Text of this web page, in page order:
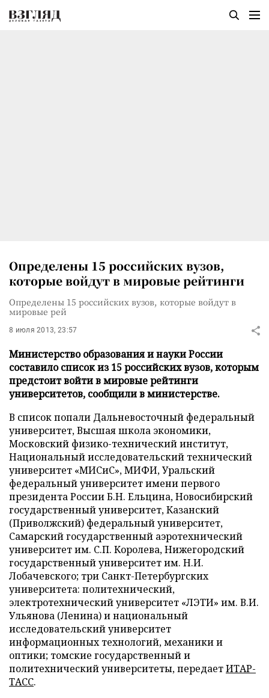
Определены 15 российских вузов,
которые войдут в мировые рейтинги
Определены 15 российских вузов, которые войдут в
мировые рей
8 июля 2013, 23:57
Министерство образования и науки России
составило список из 15 российских вузов, которым
предстоит войти в мировые рейтинги
университетов, сообщили в министерстве.
В список попали Дальневосточный федеральный
университет, Высшая школа экономики,
Московский физико-технический институт,
Национальный исследовательский технический
университет «МИСиС», МИФИ, Уральский
федеральный университет имени первого
президента России Б.Н. Ельцина, Новосибирский
государственный университет, Казанский
(Приволжский) федеральный университет,
Самарский государственный аэротехнический
университет им. С.П. Королева, Нижегородский
государственный университет им. Н.И.
Лобачевского; три Санкт-Петербургских
университета: политехнический,
электротехнический университет «ЛЭТИ» им. В.И.
Ульянова (Ленина) и национальный
исследовательский университет
информационных технологий, механики и
оптики; томские государственный и
политехнический университеты, передаетИТАР-
ТАСС.